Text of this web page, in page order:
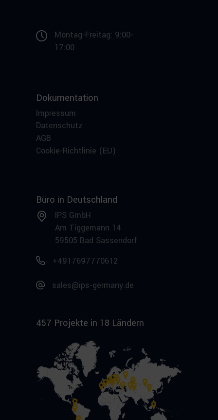
Montag-Freitag: 9:00-
17:00
Dokumentation
Impressum
Datenschutz
AGB
Cookie-Richtlinie (EU)
Büro in Deutschland
IPS GmbH
Am Tiggemann 14
59505 Bad Sassendorf
+4917697770612
sales@ips-germany.de
457 Projekte in 18 Ländern